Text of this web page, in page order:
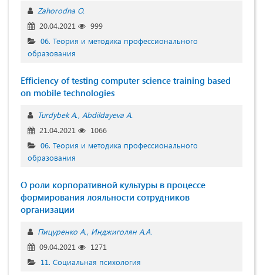
Zahorodna O.
20.04.2021
999
06. Теория и методика профессионального
образования
Efficiency of testing computer science training based
on mobile technologies
Turdybek A. Abdildayeva A.
21.04.2021
1066
06. Теория и методика профессионального
образования
О роли корпоративной культуры в процессе
формирования лояльности сотрудников
организации
Пицуренко А. Инджиголян А.А.
09.04.2021
1271
11. Социальная психология